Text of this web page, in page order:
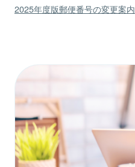
2025年度版郵便番号の変更案内